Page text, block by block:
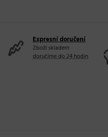
Expresní doručení
Zboží skladem
doručíme do 24 hodin.